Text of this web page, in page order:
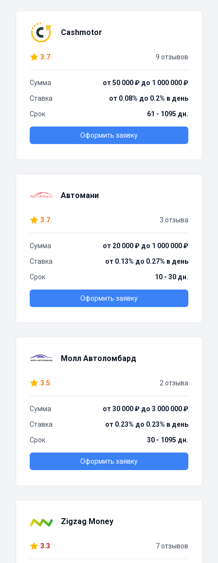
Cashmotor
3.7 9 отзывов
Сумма
от 50 000 ₽ до 1 000 000 ₽
Ставка
от 0.08% до 0.2% в день
Срок
61 - 1095 дн.
Оформить заявку
Автомани
3.7 3 отзыва
Сумма
от 20 000 ₽ до 1 000 000 ₽
Ставка
от 0.13% до 0.27% в день
Срок
10 - 30 дн.
Оформить заявку
Молл Автоломбард
3.5 2 отзыва
Сумма
от 30 000 ₽ до 3 000 000 ₽
Ставка
от 0.23% до 0.23% в день
Срок
30 - 1095 дн.
Оформить заявку
Zigzag Money
3.3 7 отзывов